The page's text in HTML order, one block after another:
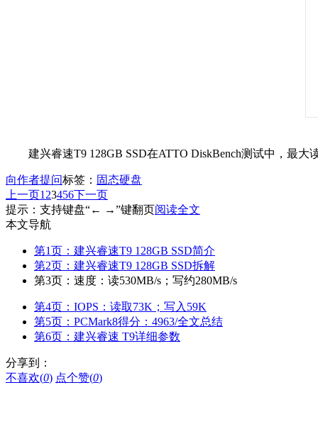
建兴睿速T9 128GB SSD在ATTO DiskBench测试中，最
向作者提问标签： 固态硬盘
上一页1 23456下一页
提示：支持键盘“← →”键翻页阅读全文
本文导航
第1页：建兴睿速T9 128GB SSD简介
第2页：建兴睿速T9 128GB SSD拆解
第3页：速度：读530MB/s；写约280MB/s
第4页：IOPS：读取73K；写入59K
第5页：PCMark8得分：4963/全文总结
第6页：建兴睿速 T9详细参数
分享到：
不喜欢(0) 点个赞(0)